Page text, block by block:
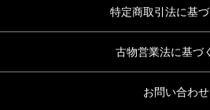
特定商取引法に基
古物営業法に基づ
お問い合わせ